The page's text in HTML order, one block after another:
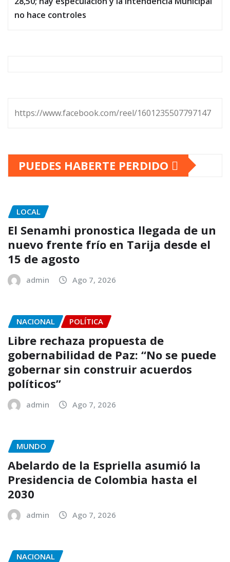
no hace controles
https://www.facebook.com/reel/1601235507797147
PUEDES HABERTE PERDIDO
LOCAL
El Senamhi pronostica llegada de un
nuevo frente frío en Tarija desde el
15 de agosto
admin Ago 7, 2026
NACIONAL POLÍTICA
Libre rechaza propuesta de
gobernabilidad de Paz: “No se puede
gobernar sin construir acuerdos
políticos”
admin Ago 7, 2026
MUNDO
Abelardo de la Espriella asumió la
Presidencia de Colombia hasta el
2030
admin Ago 7, 2026
NACIONAL